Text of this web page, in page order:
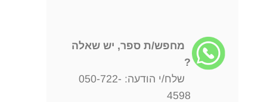
מחפש/ת ספר, יש שאלה
?
שלח/י הודעה: 050-722-
4598